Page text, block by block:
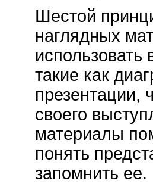
Шестой
наглядных
использовать
такие как
презентации,
своего
материалы
понять
запомнить ее.